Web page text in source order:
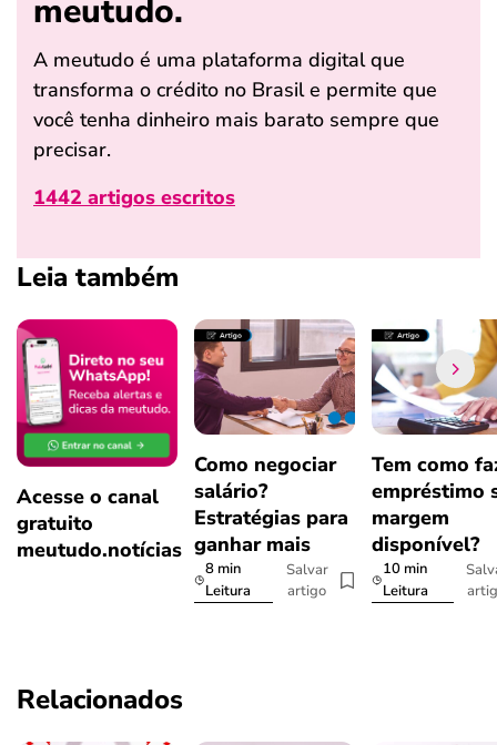
meutudo.
A meutudo é uma plataforma digital que
transforma o crédito no Brasil e permite que
você tenha dinheiro mais barato sempre que
precisar.
1442 artigos escritos
Leia também
Acesse o canal
gratuito
meutudo.notícias
Como negociar
salário?
Estratégias para
ganhar mais
8 min
Leitura
Salvar
artigo
Tem como
empréstimo
margem
disponível?
10 min
Leitura
Relacionados